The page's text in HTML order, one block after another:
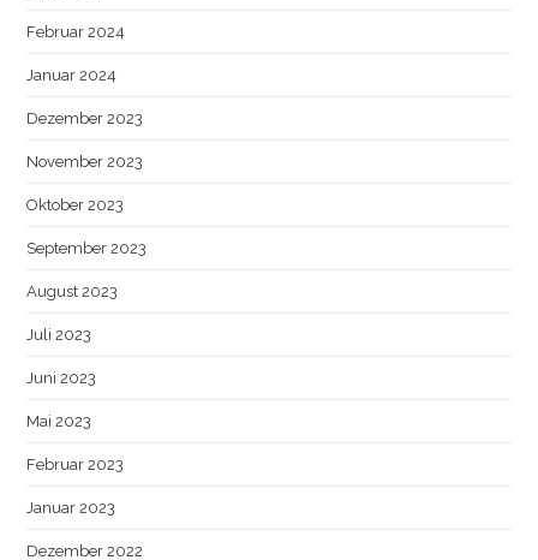
Februar 2024
Januar 2024
Dezember 2023
November 2023
Oktober 2023
September 2023
August 2023
Juli 2023
Juni 2023
Mai 2023
Februar 2023
Januar 2023
Dezember 2022